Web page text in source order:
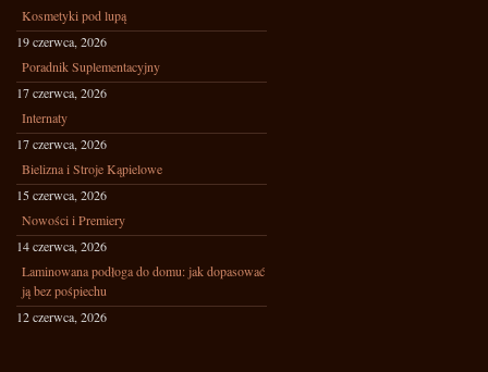
Kosmetyki pod lupą
19 czerwca, 2026
Poradnik Suplementacyjny
17 czerwca, 2026
Internaty
17 czerwca, 2026
Bielizna i Stroje Kąpielowe
15 czerwca, 2026
Nowości i Premiery
14 czerwca, 2026
Laminowana podłoga do domu: jak dopasować
ją bez pośpiechu
12 czerwca, 2026